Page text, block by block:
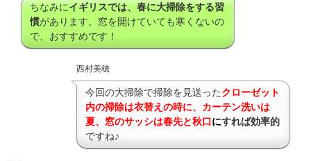
ちなみにイギリスでは、春に大掃除をする習
慣があります。窓を開けていても寒くないの
で、おすすめです！
西村美穂
今回の大掃除で掃除を見送ったクローゼット
内の掃除は衣替えの時に、カーテン洗いは
夏、窓のサッシは春先と秋口にすれば効率的
ですね♪